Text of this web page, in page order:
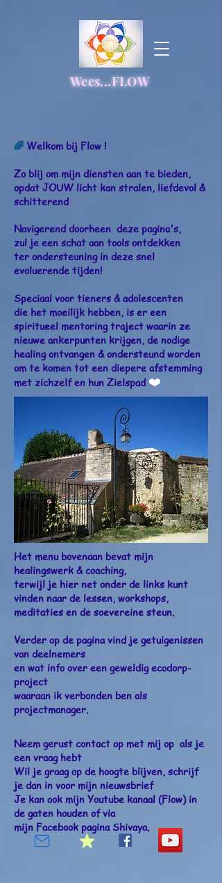
Wees...FLOW
🌈 Welkom bij Flow !
Zo blij om mijn diensten aan te bieden,
opdat JOUW licht kan stralen, liefdevol &
schitterend
Navigerend doorheen deze pagina's,
zul je een schat aan tools ontdekken
ter ondersteuning in deze snel
evoluerende tijden!
Speciaal voor tieners & adolescenten
die het moeilijk hebben, is er een
spiritueel mentoring traject waarin ze
nieuwe ankerpunten krijgen, de nodige
healing ontvangen & ondersteund worden
om te komen tot een diepere afstemming
met zichzelf en hun Zielspad ❤️
Het menu bovenaan bevat mijn
healingswerk & coaching,
terwijl je hier net onder de links kunt
vinden naar de lessen, workshops,
meditaties en de soevereine steun.
Verder op de pagina vind je getuigenissen
van deelnemers
en wat info over een geweldig ecodorp-
project
waaraan ik verbonden ben als
projectmanager.
Neem gerust contact op met mij op als je
een vraag hebt
Wil je graag op de hoogte blijven, schrijf
je dan in voor mijn nieuwsbrief
Je kan ook mijn Youtube kanaal (Flow)in
de gaten houden of via
mijn Facebook pagina Shivaya.